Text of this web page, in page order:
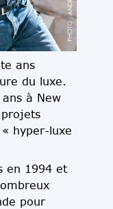
ans
du luxe.
à New
hyper-luxe
en 1994 et
pour